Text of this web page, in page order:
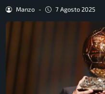
Manzo - 7 Agosto 2025